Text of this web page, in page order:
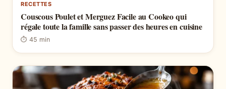
RECETTES
Couscous Poulet et Merguez Facile au Cookeo qui
régale toute la famille sans passer des heures en cuisine
⏱ 45 min